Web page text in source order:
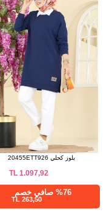
الحجم
38
46
48
50
52
بلوز كحلي 20455ETT926
1.097,92
TL
%76 صافي خصم
263,50 TL